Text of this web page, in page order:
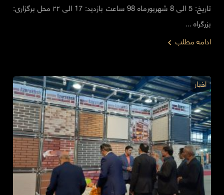
تاریخ: 5 الی 8 شهریورماه 98 ساعت بازدید: 17 الی ۲۲ محل برگزاری:
بزرگراه ...
ادامه مطلب
اخبار